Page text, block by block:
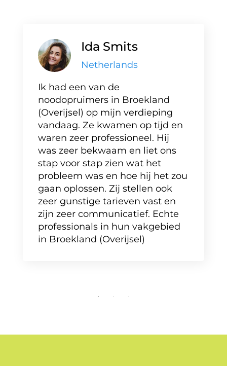
Ida Smits
Netherlands
Ik had een van de
noodopruimers in Broekland
(Overijsel) op mijn verdieping
vandaag. Ze kwamen op tijd en
waren zeer professioneel. Hij
was zeer bekwaam en liet ons
stap voor stap zien wat het
probleem was en hoe hij het zou
gaan oplossen. Zij stellen ook
zeer gunstige tarieven vast en
zijn zeer communicatief. Echte
professionals in hun vakgebied
in Broekland (Overijsel)